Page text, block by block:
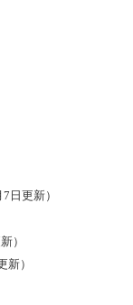
日更新）
）
新）